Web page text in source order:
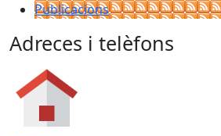
Publicacions
Adreces i telèfons